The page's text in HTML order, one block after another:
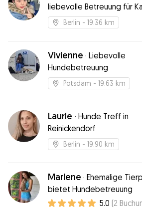
liebevolle Betreuung für
kleine Hunde
Berlin - 19.36 km
Vivienne · Liebevolle
Hundebetreuung
Potsdam - 19.63 km
Laurie · Hunde Treff in
Reinickendorf
Berlin - 19.90 km
Marlene · Ehemalige
bietet Hundebetreuung
5.0 (2